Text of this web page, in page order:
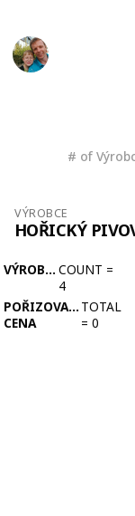
# of
VÝROBCE
HOŘICKÝ
VÝROBCE COUNT =
4
POŘIZOVACÍ
CENA
TOTAL
= 0